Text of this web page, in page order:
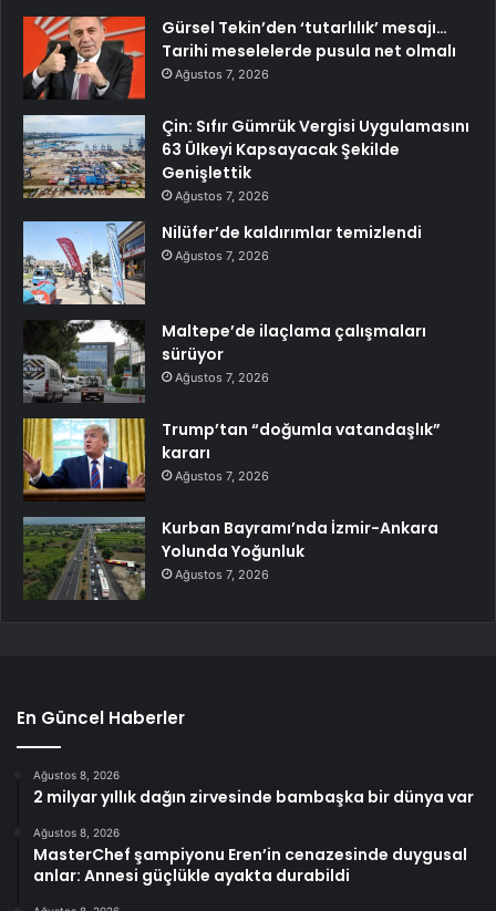
Gürsel Tekin’den ‘tutarlılık’ mesajı…
Tarihi meselelerde pusula net olmalı
Ağustos 7, 2026
Çin: Sıfır Gümrük Vergisi Uygulamasını
63 Ülkeyi Kapsayacak Şekilde
Genişlettik
Ağustos 7, 2026
Nilüfer’de kaldırımlar temizlendi
Ağustos 7, 2026
Maltepe’de ilaçlama çalışmaları
sürüyor
Ağustos 7, 2026
Trump’tan “doğumla vatandaşlık”
kararı
Ağustos 7, 2026
Kurban Bayramı’nda İzmir-Ankara
Yolunda Yoğunluk
Ağustos 7, 2026
En Güncel Haberler
Ağustos 8, 2026
2 milyar yıllık dağın zirvesinde bambaşka bir dünya var
Ağustos 8, 2026
MasterChef şampiyonu Eren’in cenazesinde duygusal
anlar: Annesi güçlükle ayakta durabildi